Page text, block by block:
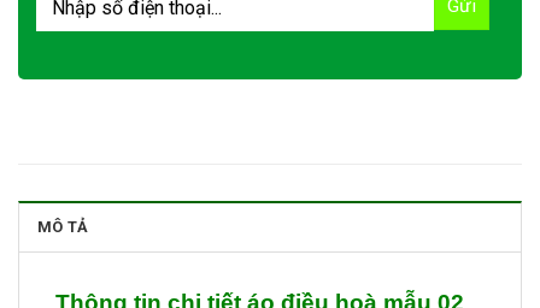
MÔ TẢ
Thông tin chi tiết áo điều hoà mẫu 02